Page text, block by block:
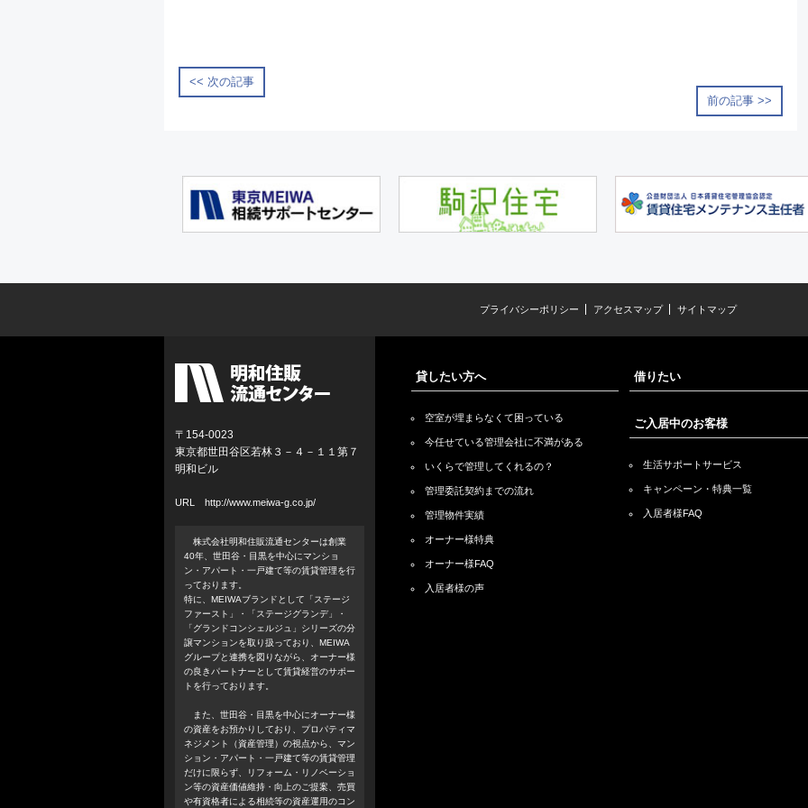
<< 次の記事
前の記事 >>
プライバシーポリシー アクセスマップ サイトマップ
〒154-0023
東京都世田谷区若林３－４－１１第７
明和ビル
URL http://www.meiwa-g.co.jp/
株式会社明和住販流通センターは創業
40年、世田谷・目黒を中心にマンショ
ン・アパート・一戸建て等の賃貸管理を行
っております。
特に、MEIWAブランドとして「ステージ
ファースト」・「ステージグランデ」・
「グランドコンシェルジュ」シリーズの分
譲マンションを取り扱っており、MEIWA
グループと連携を図りながら、オーナー様
の良きパートナーとして賃貸経営のサポー
トを行っております。
また、世田谷・目黒を中心にオーナー様
の資産をお預かりしており、プロパティマ
ネジメント（資産管理）の視点から、マン
ション・アパート・一戸建て等の賃貸管理
だけに限らず、リフォーム・リノベーショ
ン等の資産価値維持・向上のご提案、売買
や有資格者による相続等の資産運用のコン
貸したい方へ
空室が埋まらなくて困っている
今任せている管理会社に不満がある
いくらで管理してくれるの？
管理委託契約までの流れ
管理物件実績
オーナー様特典
オーナー様FAQ
入居者様の声
借りたい
ご入居中のお客様
生活サポートサービス
キャンペーン・特典一覧
入居者様FAQ